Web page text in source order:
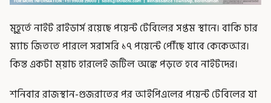
মুহূর্তে নাইট রাইডার্স রয়েছে পয়েন্ট টেবিলের সপ্তম স্থানে। বাকি চার
ম্যাচ জিততে পারলে সরাসরি ১৭ পয়েন্টে পৌঁছে যাবে কেকেআর।
কিন্ত একটা ম্য়াচ হারলেই জটিল অঙ্কে পড়তে হবে নাইটদের।
শনিবার রাজস্থান-গুজরাতের পর আইপিএলের পয়েন্ট টেবিলের যা